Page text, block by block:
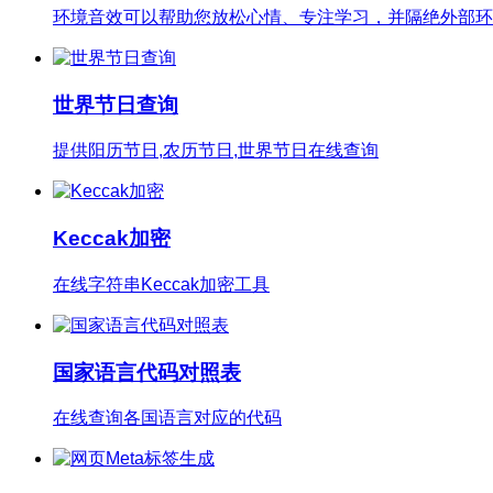
环境音效可以帮助您放松心情、专注学习，并隔绝外部环
世界节日查询
提供阳历节日,农历节日,世界节日在线查询
Keccak加密
在线字符串Keccak加密工具
国家语言代码对照表
在线查询各国语言对应的代码